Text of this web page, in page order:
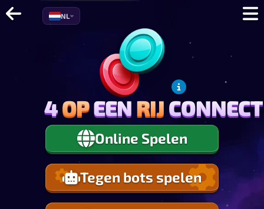
NL
4OPEEN RIJ CONNECT
4OPEEN RIJ CONNECT
Online Spelen
Tegen bots spelen